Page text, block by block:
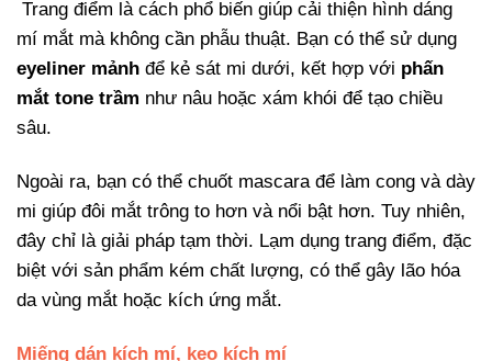
Trang điểm là cách phổ biến giúp cải thiện hình dáng
mí mắt mà không cần phẫu thuật. Bạn có thể sử dụng
eyeliner mảnh để kẻ sát mi dưới, kết hợp với phấn
mắt tone trầm như nâu hoặc xám khói để tạo chiều
sâu.
Ngoài ra, bạn có thể chuốt mascara để làm cong và dày
mi giúp đôi mắt trông to hơn và nổi bật hơn. Tuy nhiên,
đây chỉ là giải pháp tạm thời. Lạm dụng trang điểm, đặc
biệt với sản phẩm kém chất lượng, có thể gây lão hóa
da vùng mắt hoặc kích ứng mắt.
Miếng dán kích mí, keo kích mí